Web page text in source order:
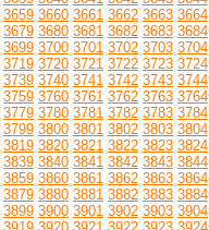
3659 3660 3661 3662 3663 3664
3679 3680 3681 3682 3683 3684
3699 3700 3701 3702 3703 3704
3719 3720 3721 3722 3723 3724
3739 3740 3741 3742 3743 3744
3759 3760 3761 3762 3763 3764
3779 3780 3781 3782 3783 3784
3799 3800 3801 3802 3803 3804
3819 3820 3821 3822 3823 3824
3839 3840 3841 3842 3843 3844
3859 3860 3861 3862 3863 3864
3879 3880 3881 3882 3883 3884
3899 3900 3901 3902 3903 3904